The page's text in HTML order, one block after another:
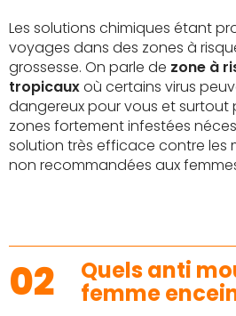
Les solutions chimiques étant
voyages dans des zones à
grossesse. On parle de zone à
tropicauxoù certains virus
dangereux pour vous et surtout
zones fortement infestées
solution très efficace contre les
non recommandées aux
02 Quels anti
femme